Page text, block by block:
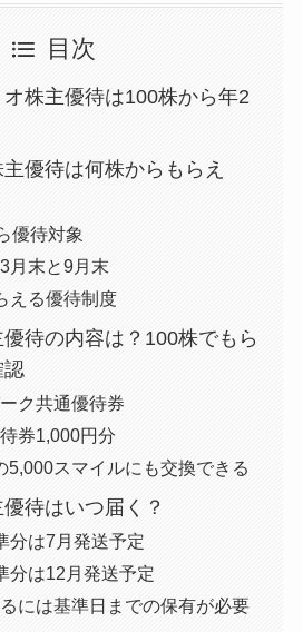
目次
株主優待は100株から年2
優待は何株からもらえ
優待対象
月末と9月末
える優待制度
待の内容は？100株でもら
認
ク共通優待券
券1,000円分
5,000スマイルにも交換できる
待はいつ届く？
分は7月発送予定
分は12月発送予定
には基準日までの保有が必要